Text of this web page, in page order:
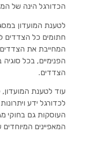
הכדורגל הינה של
לטענת המועדון
חתומים כל הצדדים
המחייבת את
הפנימיים, בכל סוגיה
הצדדים.
עוד לטענת
לכדורגל ידע
העוסקות גם בחוקי
המאפיינים